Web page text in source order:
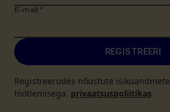
E-mail *
REGISTREERI
Registreerudes nõustute isikuandmete
töötlemisega. privaatsuspoliitikas.